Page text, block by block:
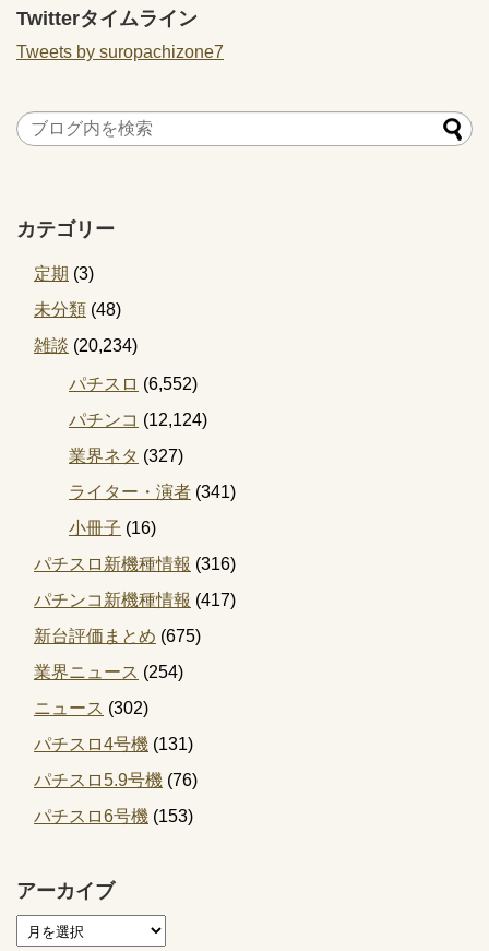
Twitterタイムライン
Tweets by suropachizone7
カテゴリー
定期 (3)
未分類 (48)
雑談 (20,234)
パチスロ (6,552)
パチンコ (12,124)
業界ネタ (327)
ライター・演者 (341)
小冊子 (16)
パチスロ新機種情報 (316)
パチンコ新機種情報 (417)
新台評価まとめ (675)
業界ニュース (254)
ニュース (302)
パチスロ4号機 (131)
パチスロ5.9号機 (76)
パチスロ6号機 (153)
アーカイブ